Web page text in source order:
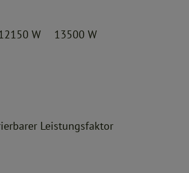
W
13500 W
Leistungsfaktor